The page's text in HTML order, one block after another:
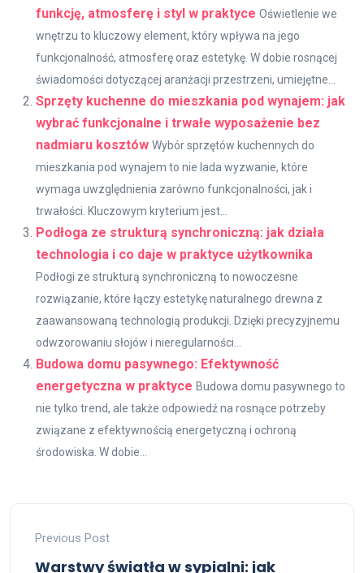
funkcję, atmosferę i styl w praktyce Oświetlenie we
wnętrzu to kluczowy element, który wpływa na jego
funkcjonalność, atmosferę oraz estetykę. W dobie rosnącej
świadomości dotyczącej aranżacji przestrzeni, umiejętne...
Sprzęty kuchenne do mieszkania pod wynajem: jak
wybrać funkcjonalne i trwałe wyposażenie bez
nadmiaru kosztów Wybór sprzętów kuchennych do
mieszkania pod wynajem to nie lada wyzwanie, które
wymaga uwzględnienia zarówno funkcjonalności, jak i
trwałości. Kluczowym kryterium jest...
Podłoga ze strukturą synchroniczną: jak działa
technologia i co daje w praktyce użytkownika
Podłogi ze strukturą synchroniczną to nowoczesne
rozwiązanie, które łączy estetykę naturalnego drewna z
zaawansowaną technologią produkcji. Dzięki precyzyjnemu
odwzorowaniu słojów i nieregularności...
Budowa domu pasywnego: Efektywność
energetyczna w praktyce Budowa domu pasywnego to
nie tylko trend, ale także odpowiedź na rosnące potrzeby
związane z efektywnością energetyczną i ochroną
środowiska. W dobie...
Previous Post
Warstwy światła w sypialni: jak